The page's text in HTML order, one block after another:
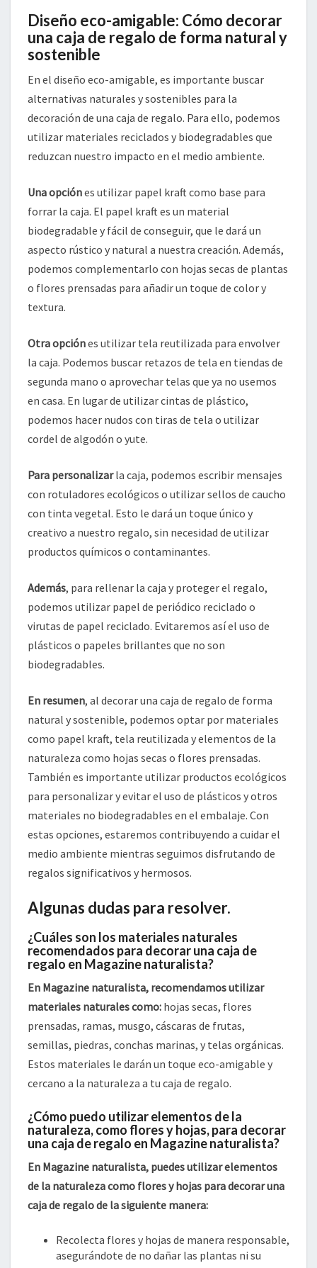
Diseño eco-amigable: Cómo decorar
una caja de regalo de forma natural y
sostenible
En el diseño eco-amigable, es importante buscar
alternativas naturales y sostenibles para la
decoración de una caja de regalo. Para ello, podemos
utilizar materiales reciclados y biodegradables que
reduzcan nuestro impacto en el medio ambiente.
Una opciónes utilizar papel kraft como base para
forrar la caja. El papel kraft es un material
biodegradable y fácil de conseguir, que le dará un
aspecto rústico y natural a nuestra creación. Además,
podemos complementarlo con hojas secas de plantas
o flores prensadas para añadir un toque de color y
textura.
Otra opciónes utilizar tela reutilizada para envolver
la caja. Podemos buscar retazos de tela en tiendas de
segunda mano o aprovechar telas que ya no usemos
en casa. En lugar de utilizar cintas de plástico,
podemos hacer nudos con tiras de tela o utilizar
cordel de algodón o yute.
Para personalizarla caja, podemos escribir mensajes
con rotuladores ecológicos o utilizar sellos de caucho
con tinta vegetal. Esto le dará un toque único y
creativo a nuestro regalo, sin necesidad de utilizar
productos químicos o contaminantes.
Además, para rellenar la caja y proteger el regalo,
podemos utilizar papel de periódico reciclado o
virutas de papel reciclado. Evitaremos así el uso de
plásticos o papeles brillantes que no son
biodegradables.
En resumen, al decorar una caja de regalo de forma
natural y sostenible, podemos optar por materiales
como papel kraft, tela reutilizada y elementos de la
naturaleza como hojas secas o flores prensadas.
También es importante utilizar productos ecológicos
para personalizar y evitar el uso de plásticos y otros
materiales no biodegradables en el embalaje. Con
estas opciones, estaremos contribuyendo a cuidar el
medio ambiente mientras seguimos disfrutando de
regalos significativos y hermosos.
Algunas dudas para resolver.
¿Cuáles son los materiales naturales
recomendados para decorar una caja de
regalo en Magazine naturalista?
En Magazine naturalista, recomendamos utilizar
materiales naturales como: hojas secas, flores
prensadas, ramas, musgo, cáscaras de frutas,
semillas, piedras, conchas marinas, y telas orgánicas.
Estos materiales le darán un toque eco-amigable y
cercano a la naturaleza a tu caja de regalo.
¿Cómo puedo utilizar elementos de la
naturaleza, como flores y hojas, para decorar
una caja de regalo en Magazine naturalista?
En Magazine naturalista, puedes utilizar elementos
de la naturaleza como flores y hojas para decorar una
caja de regalo de la siguiente manera:
Recolecta flores y hojas de manera responsable,
asegurándote de no dañar las plantas ni su